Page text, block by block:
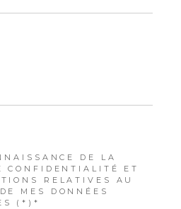
DE LA
CONFIDENTIALITÉ ET
RELATIVES AU
MES DONNÉES
(*)*